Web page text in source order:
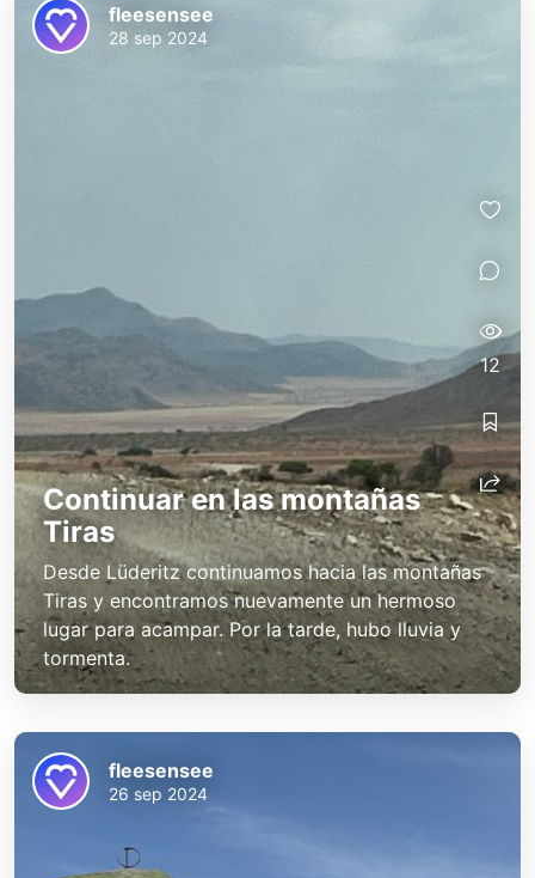
Continuar en las montañas
Tiras
Desde Lüderitz continuamos hacia las montañas
Tiras y encontramos nuevamente un hermoso
lugar para acampar. Por la tarde, hubo lluvia y
tormenta.
fleesensee
28 sep 2024
12
fleesensee
26 sep 2024